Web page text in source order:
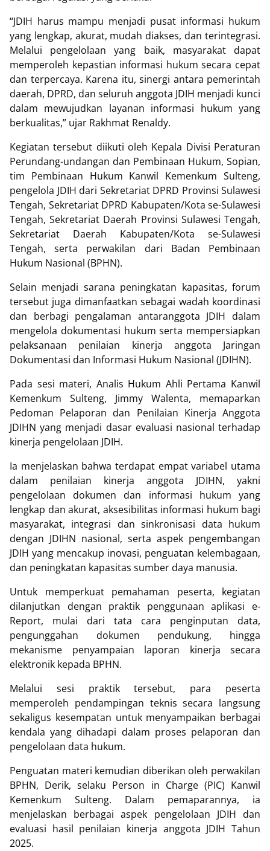
“JDIH harus mampu menjadi pusat informasi hukum
yang lengkap, akurat, mudah diakses, dan terintegrasi.
Melalui pengelolaan yang baik, masyarakat dapat
memperoleh kepastian informasi hukum secara cepat
dan terpercaya. Karena itu, sinergi antara pemerintah
daerah, DPRD, dan seluruh anggota JDIH menjadi kunci
dalam mewujudkan layanan informasi hukum yang
berkualitas,” ujar Rakhmat Renaldy.
Kegiatan tersebut diikuti oleh Kepala Divisi Peraturan
Perundang-undangan dan Pembinaan Hukum, Sopian,
tim Pembinaan Hukum Kanwil Kemenkum Sulteng,
pengelola JDIH dari Sekretariat DPRD Provinsi Sulawesi
Tengah, Sekretariat DPRD Kabupaten/Kota se-Sulawesi
Tengah, Sekretariat Daerah Provinsi Sulawesi Tengah,
Sekretariat Daerah Kabupaten/Kota se-Sulawesi
Tengah, serta perwakilan dari Badan Pembinaan
Hukum Nasional (BPHN).
Selain menjadi sarana peningkatan kapasitas, forum
tersebut juga dimanfaatkan sebagai wadah koordinasi
dan berbagi pengalaman antaranggota JDIH dalam
mengelola dokumentasi hukum serta mempersiapkan
pelaksanaan penilaian kinerja anggota Jaringan
Dokumentasi dan Informasi Hukum Nasional (JDIHN).
Pada sesi materi, Analis Hukum Ahli Pertama Kanwil
Kemenkum Sulteng, Jimmy Walenta, memaparkan
Pedoman Pelaporan dan Penilaian Kinerja Anggota
JDIHN yang menjadi dasar evaluasi nasional terhadap
kinerja pengelolaan JDIH.
Ia menjelaskan bahwa terdapat empat variabel utama
dalam penilaian kinerja anggota JDIHN, yakni
pengelolaan dokumen dan informasi hukum yang
lengkap dan akurat, aksesibilitas informasi hukum bagi
masyarakat, integrasi dan sinkronisasi data hukum
dengan JDIHN nasional, serta aspek pengembangan
JDIH yang mencakup inovasi, penguatan kelembagaan,
dan peningkatan kapasitas sumber daya manusia.
Untuk memperkuat pemahaman peserta, kegiatan
dilanjutkan dengan praktik penggunaan aplikasi e-
Report, mulai dari tata cara penginputan data,
pengunggahan dokumen pendukung, hingga
mekanisme penyampaian laporan kinerja secara
elektronik kepada BPHN.
Melalui sesi praktik tersebut, para peserta
memperoleh pendampingan teknis secara langsung
sekaligus kesempatan untuk menyampaikan berbagai
kendala yang dihadapi dalam proses pelaporan dan
pengelolaan data hukum.
Penguatan materi kemudian diberikan oleh perwakilan
BPHN, Derik, selaku Person in Charge (PIC) Kanwil
Kemenkum Sulteng. Dalam pemaparannya, ia
menjelaskan berbagai aspek pengelolaan JDIH dan
evaluasi hasil penilaian kinerja anggota JDIH Tahun
2025.